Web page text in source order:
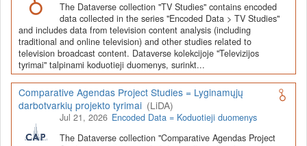
visi ištekliai prieinami, nes 2020-2029 m. vykdomas perkėlimo iš
senosios infrastruktūros projektas). LiDA kuruoja įvairių tipų
išteklius ir jie publikuojami atskiruose kataloguose pagal tipą:
Apklausų duomenys ,Interviu duomenys,Agreguotieji duomenys
(įskaitant Istorinę statistiką),Tekstiniai duomenys
duomenys(įskaitant Žiniasklaidos tyrimus). Taip pat LiDA
talpinami didelių nacionalinių projektų duomenys (Didelių projektų
duomenys) ir Lietuvos aukštojo mokslo ir studijų bei Lietuvos
valstybės institucijų deponuoti socialinių ir humanitarinių mokslų
duomenų rinkiniai (Kitų institucijų duomenys). Norintiemsišmokti
The Dataverse collection "TV Studies" contains encoded
data collected in the series "Encoded Data > TV Studies"
and includes data from television content analysis (including
traditional and online television) and other studies related to
television broadcast content. Dataverse kolekcijoje "Televizijos
tyrimai" talpinami koduotieji duomenys, surinkt...
Comparative Agendas Project Studies = Lyginamųjų
darbotvarkių projekto tyrimai (LiDA)
Jul 21, 2026 Encoded Data = Koduotieji duomenys
The Dataverse collection "Comparative Agendas Project